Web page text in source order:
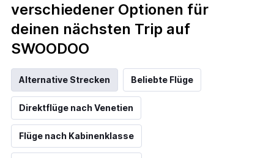
verschiedener Optionen für
deinen nächsten Trip auf
SWOODOO
Alternative Strecken Beliebte Flüge
Direktflüge nach Venetien
Flüge nach Kabinenklasse